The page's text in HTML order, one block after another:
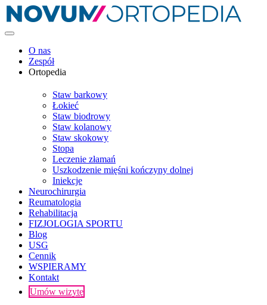
O nas
Zespół
Ortopedia
Staw barkowy
Łokieć
Staw biodrowy
Staw kolanowy
Staw skokowy
Stopa
Leczenie złamań
Uszkodzenie mięśni kończyny dolnej
Iniekcje
Neurochirurgia
Reumatologia
Rehabilitacja
FIZJOLOGIA SPORTU
Blog
USG
Cennik
WSPIERAMY
Kontakt
Umów wizytę